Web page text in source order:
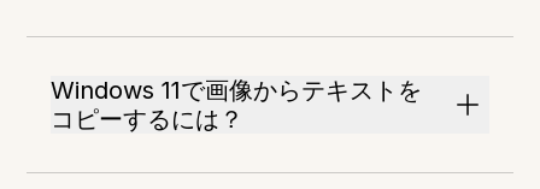
Windows 11で画像からテキストを
コピーするには？